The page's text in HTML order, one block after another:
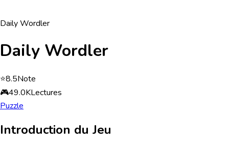
Daily Wordler
Daily Wordler
⭐8.5Note
🎮49.0KLectures
Puzzle
Introduction du Jeu